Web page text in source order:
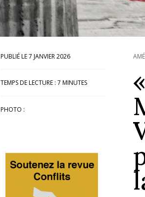
7 JANVIER 2026
TEMPS DE LECTURE : 7 MINUTES
PHOTO :